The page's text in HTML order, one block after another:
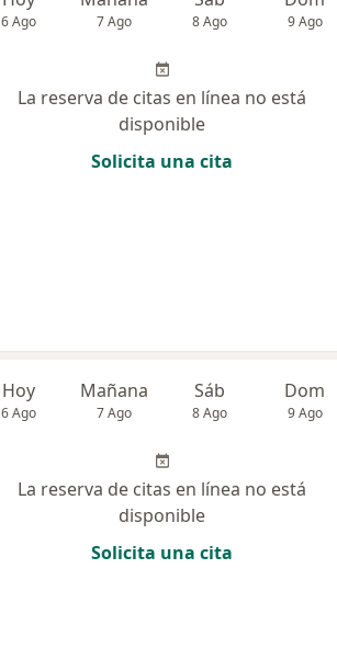
6 Ago 7 Ago 8 Ago 9 Ago
La reserva de citas en línea no está
disponible
Solicita una cita
Hoy
6 Ago
Mañana
7 Ago
Sáb
8 Ago
Dom
9 Ago
La reserva de citas en línea no está
disponible
Solicita una cita